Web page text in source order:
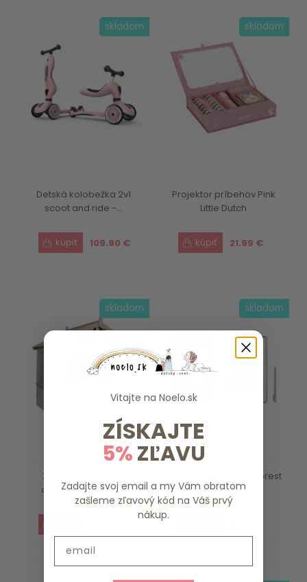
Detská kolobežka 2v1
scoot and ride -...
109.90 €
skladom
Projektor príbehov Pink
Little Dutch
21.99 €
skladom
Záhradný domček
drevený Little Dutch
skladom
Kresliaci tablet Blue Forest
Friends ...
skladom
Vitajte na Noelo.sk
ZÍSKAJTE
5%ZĽAVU
Zadajte svoj email a my Vám obratom
zašleme zľavový kód na Váš prvý
nákup.